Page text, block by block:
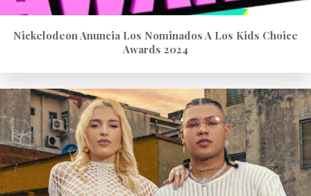
Nickelodeon Anuncia Los Nominados A Los Kids Choice
Awards 2024